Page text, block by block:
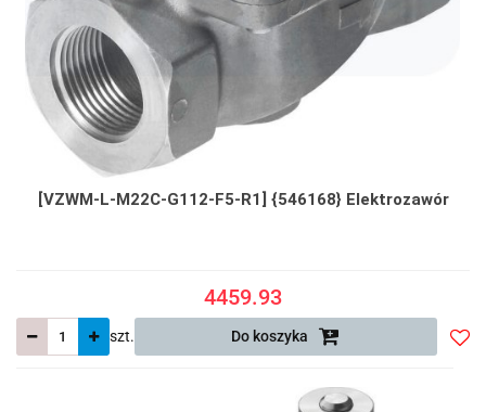
[VZWM-L-M22C-G112-F5-R1] {546168} Elektrozawór
4459.93
szt. Do koszyka